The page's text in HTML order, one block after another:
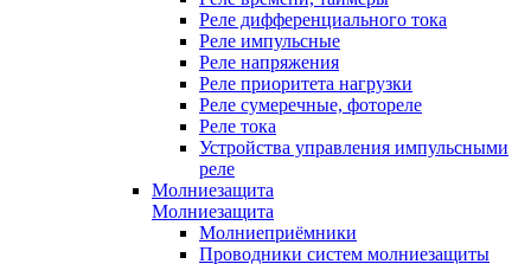
Реле дифференциального тока
Реле импульсные
Реле напряжения
Реле приоритета нагрузки
Реле сумеречные, фотореле
Реле тока
Устройства управления импульсными
реле
Молниезащита
Молниезащита
Молниеприёмники
Проводники систем молниезащиты